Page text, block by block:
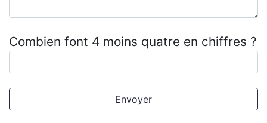
Combien font 4 moins quatre en chiffres ?